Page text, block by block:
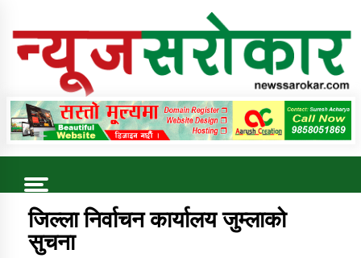
Online News Portal
Trending Now
जिल्ला निर्वाचन कार्यालय जुम्लाको
सुचना